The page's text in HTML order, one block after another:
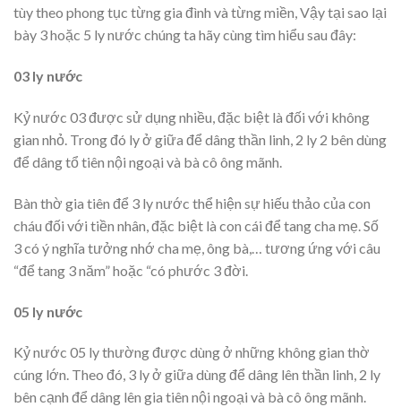
tùy theo phong tục từng gia đình và từng miền, Vậy tại sao lại
bày 3 hoặc 5 ly nước chúng ta hãy cùng tìm hiểu sau đây:
03 ly nước
Kỷ nước 03 được sử dụng nhiều, đặc biệt là đối với không
gian nhỏ. Trong đó ly ở giữa để dâng thần linh, 2 ly 2 bên dùng
để dâng tổ tiên nội ngoại và bà cô ông mãnh.
Bàn thờ gia tiên để 3 ly nước thể hiện sự hiếu thảo của con
cháu đối với tiền nhân, đặc biệt là con cái để tang cha mẹ. Số
3 có ý nghĩa tưởng nhớ cha mẹ, ông bà,… tương ứng với câu
“để tang 3 năm” hoặc “có phước 3 đời.
05 ly nước
Kỷ nước 05 ly thường được dùng ở những không gian thờ
cúng lớn. Theo đó, 3 ly ở giữa dùng để dâng lên thần linh, 2 ly
bên cạnh để dâng lên gia tiên nội ngoại và bà cô ông mãnh.